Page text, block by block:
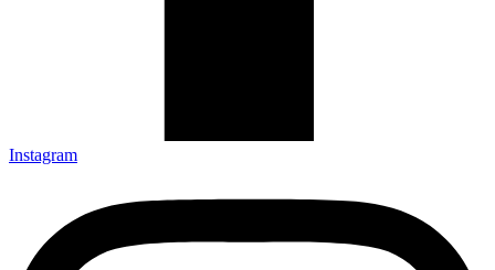
Instagram